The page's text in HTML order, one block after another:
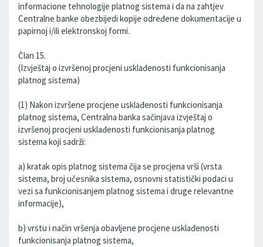
informacione tehnologije platnog sistema i da na zahtjev
Centralne banke obezbijedi kopije određene dokumentacije u
papirnoj i/ili elektronskoj formi.
Član 15.
(Izvještaj o izvršenoj procjeni usklađenosti funkcionisanja
platnog sistema)
(1) Nakon izvršene procjene usklađenosti funkcionisanja
platnog sistema, Centralna banka sačinjava izvještaj o
izvršenoj procjeni usklađenosti funkcionisanja platnog
sistema koji sadrži:
a) kratak opis platnog sistema čija se procjena vrši (vrsta
sistema, broj učesnika sistema, osnovni statistički podaci u
vezi sa funkcionisanjem platnog sistema i druge relevantne
informacije),
b) vrstu i način vršenja obavljene procjene usklađenosti
funkcionisanja platnog sistema,